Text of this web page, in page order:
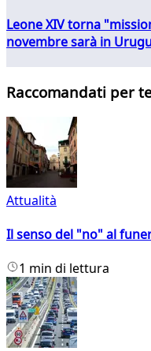
Leone XIV torna
novembre sarà in
Raccomandati per
Attualità
Il senso del "no" al
1 min di lettura